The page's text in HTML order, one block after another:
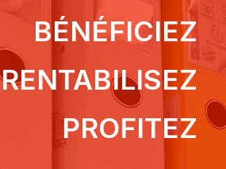
BÉNÉFICIEZ
RENTABILISEZ
PROFITEZ